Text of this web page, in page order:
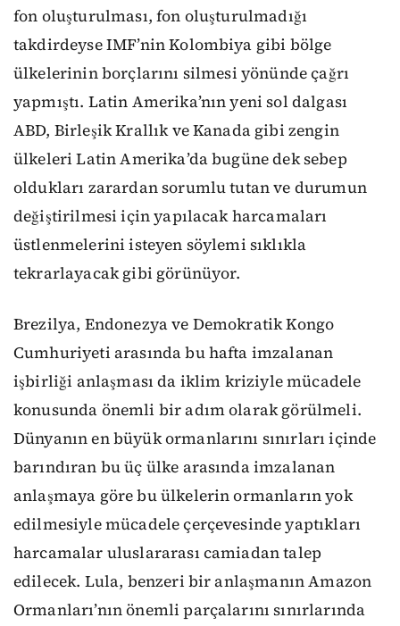
fon oluşturulması, fon oluşturulmadığı
takdirdeyse IMF’nin Kolombiya gibi bölge
ülkelerinin borçlarını silmesi yönünde çağrı
yapmıştı. Latin Amerika’nın yeni sol dalgası
ABD, Birleşik Krallık ve Kanada gibi zengin
ülkeleri Latin Amerika’da bugüne dek sebep
oldukları zarardan sorumlu tutan ve durumun
değiştirilmesi için yapılacak harcamaları
üstlenmelerini isteyen söylemi sıklıkla
tekrarlayacak gibi görünüyor.
Brezilya, Endonezya ve Demokratik Kongo
Cumhuriyeti arasında bu hafta imzalanan
işbirliği anlaşması da iklim kriziyle mücadele
konusunda önemli bir adım olarak görülmeli.
Dünyanın en büyük ormanlarını sınırları içinde
barındıran bu üç ülke arasında imzalanan
anlaşmaya göre bu ülkelerin ormanların yok
edilmesiyle mücadele çerçevesinde yaptıkları
harcamalar uluslararası camiadan talep
edilecek. Lula, benzeri bir anlaşmanın Amazon
Ormanları’nın önemli parçalarını sınırlarında